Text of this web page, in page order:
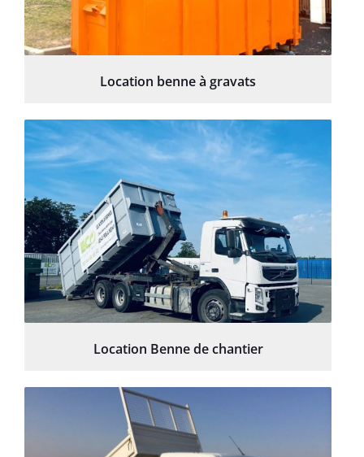
Location benne à gravats
Location Benne de chantier